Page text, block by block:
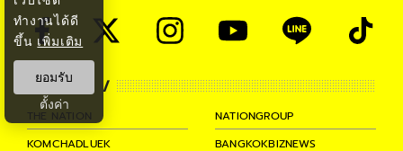
PARTNER
THE NATION
NATIONGROUP
KOMCHADLUEK
BANGKOKBIZNEWS
ทำงานได้ดี
ขึ้น เพิ่มเติม
ยอมรับ
ตั้งค่า